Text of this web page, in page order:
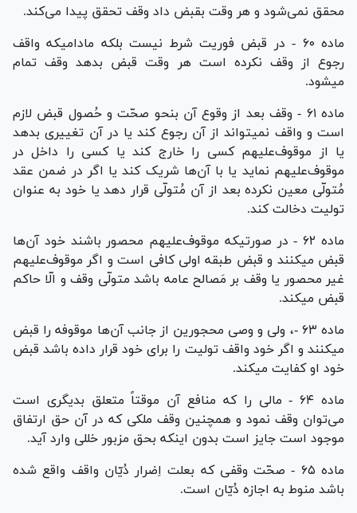
محقق نمی‌شود و هر وقت بقبض داد وقف تحقق پیدا می‌کند.
ماده ۶۰ - در قبض فوریت شرط نیست بلکه مادامیکه واقف
رجوع از وقف نکرده است هر وقت قبض بدهد وقف تمام
میشود.
ماده ۶۱ - وقف بعد از وقوع آن بنحو صحّت و حُصول قبض لازم
است و واقف نمیتواند از آن رجوع کند یا در آن تغییری بدهد
یا از موقوف‌علیهم کسی را خارج کند یا کسی را داخل در
موقوف‌علیهم نماید یا با آن‌ها شریک کند یا اگر در ضمن عقد
مُتولّی معین نکرده بعد از آن مُتولّی قرار دهد یا خود به عنوان
تولیت دخالت کند.
ماده ۶۲ - در صورتیکه موقوف‌علیهم محصور باشند خود آن‌ها
قبض میکنند و قبض طبقه اولی کافی است و اگر موقوف‌علیهم
غیر محصور یا وقف بر مَصالح عامه باشد متولّی وقف و الّا حاکم
قبض میکند.
ماده ۶۳ -، ولی و وصی محجورین از جانب آن‌ها موقوفه را قبض
میکنند و اگر خود واقف تولیت را برای خود قرار داده باشد قبض
خود او کفایت میکند.
ماده ۶۴ - مالی را که منافع آن موقتاً متعلق بدیگری است
می‌توان وقف نمود و همچنین وقف ملکی که در آن حق ارتفاق
موجود است جایز است بدون اینکه بحق مزبور خللی وارد آید.
ماده ۶۵ - صحّت وقفی که بعلت اِضرار دُیّان واقف واقع شده
باشد منوط به اجازه دُیّان است.